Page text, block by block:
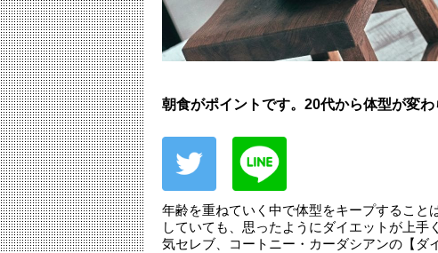
朝食がポイントです。20代から体型が変
年齢を重ねていく中で体型をキープすること
していても、思ったようにダイエットが上手
気セレブ、コートニー・カーダシアンの【ダ